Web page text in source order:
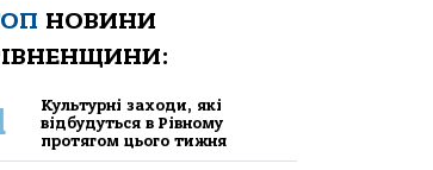
НОВИНИ
Культурні заходи, які
відбудуться в Рівному
протягом цього тижня